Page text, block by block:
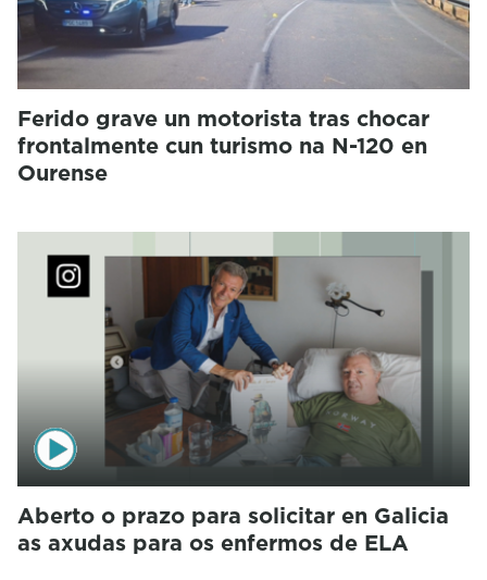
Ferido grave un motorista tras chocar
frontalmente cun turismo na N-120 en
Ourense
Aberto o prazo para solicitar en Galicia
as axudas para os enfermos de ELA